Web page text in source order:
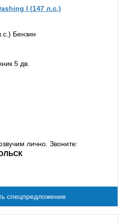
I (147 л.с.)
Бензин
5 дв.
лично. Звоните:
спецпредложение